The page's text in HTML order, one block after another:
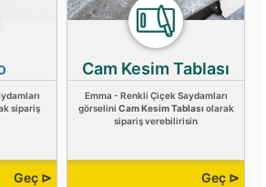
sipariş
Geç ⊳
Cam Kesim Tablası
Emma - Renkli Çiçek Saydamları
görselini Cam Kesim Tablası olarak
sipariş verebilirisin
Geç ⊳